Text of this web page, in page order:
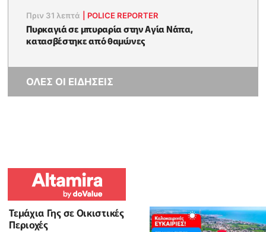
Πριν 31 λεπτά POLICE REPORTER
Πυρκαγιά σε μπυραρία στην Αγία Νάπα,
κατασβέστηκε από θαμώνες
ΟΛΕΣ ΟΙ ΕΙΔΗΣΕΙΣ
Τεμάχια Γης σε Οικιστικές
Περιοχές